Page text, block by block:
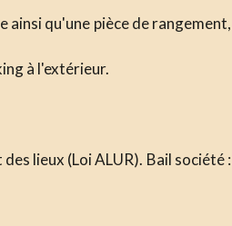
ainsi qu'une pièce de rangement,
à l'extérieur.
lieux (Loi ALUR). Bail société :